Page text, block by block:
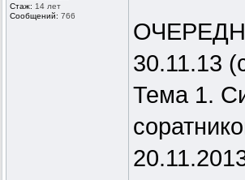
Стаж: 14 лет
Сообщений: 766
30.11.13
Тема 1.